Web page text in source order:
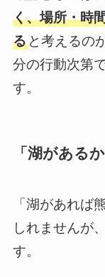
く、場所・時
ると考えるの
分の行動次第
す。
「湖がある
「湖があれば
しれませんが、
す。